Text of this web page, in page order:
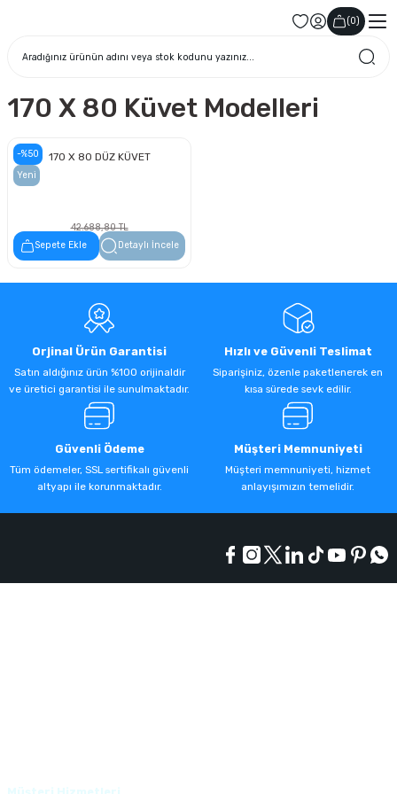
(0)
170 X 80 Küvet Modelleri
-%50
Yeni
170 X 80 DÜZ KÜVET
42.688,80 TL
21.344,40 TL
Sepete Ekle Detaylı İncele
Orjinal Ürün Garantisi
Satın aldığınız ürün %100 orijinaldir
ve üretici garantisi ile sunulmaktadır.
Hızlı ve Güvenli Teslimat
Siparişiniz, özenle paketlenerek en
kısa sürede sevk edilir.
Güvenli Ödeme
Tüm ödemeler, SSL sertifikalı güvenli
altyapı ile korunmaktadır.
Müşteri Memnuniyeti
Müşteri memnuniyeti, hizmet
anlayışımızın temelidir.